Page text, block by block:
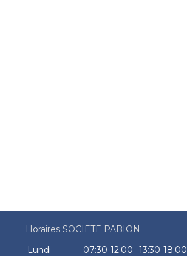
Horaires SOCIETE PABION
Lundi
07:30-12:00
13:30-18:00